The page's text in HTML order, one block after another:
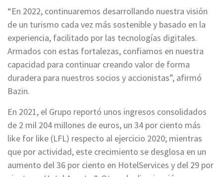
“En 2022, continuaremos desarrollando nuestra visión
de un turismo cada vez más sostenible y basado en la
experiencia, facilitado por las tecnologías digitales.
Armados con estas fortalezas, confiamos en nuestra
capacidad para continuar creando valor de forma
duradera para nuestros socios y accionistas”, afirmó
Bazin.
En 2021, el Grupo reportó unos ingresos consolidados
de 2 mil 204 millones de euros, un 34 por ciento más
like for like (LFL) respecto al ejercicio 2020; mientras
que por actividad, este crecimiento se desglosa en un
aumento del 36 por ciento en HotelServices y del 29 por